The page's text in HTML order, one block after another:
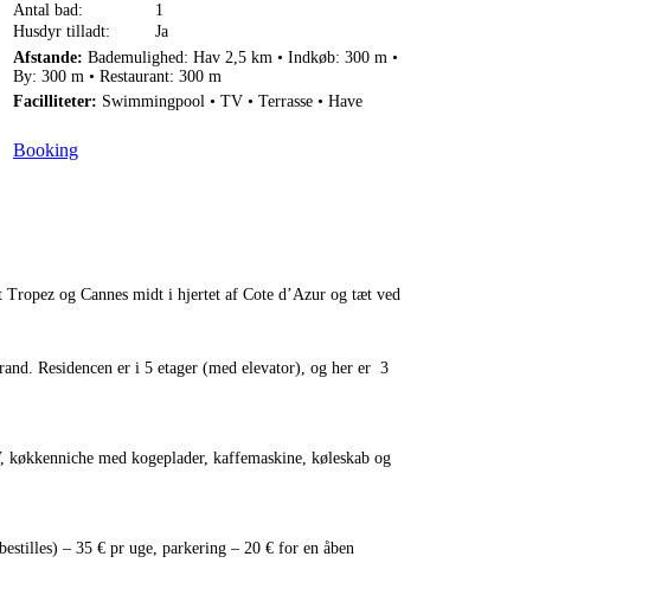
Antal bad:
1
Husdyr tilladt:
Ja
Afstande: Bademulighed: Hav 2,5 km • Indkøb: 300 m •
By: 300 m • Restaurant: 300 m
Facilliteter: Swimmingpool • TV • Terrasse • Have
Booking
og Cannes midt i hjertet af Cote d’Azur og tæt ved
Residencen er i 5 etager (med elevator), og her er 3
med kogeplader, kaffemaskine, køleskab og
– 35 € pr uge, parkering – 20 € for en åben